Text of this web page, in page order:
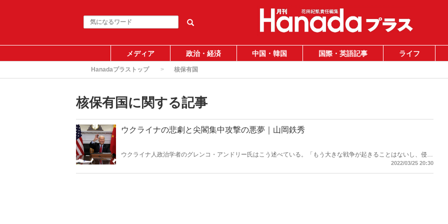
メディア 政治・経済 中国・韓国 国際・英語記事 ライフ
Hanadaプラストップ 核保有国
核保有国に関する記事
ウクライナの悲劇と尖閣集中攻撃の悪夢｜山岡鉄秀
ウクライナ人政治学者のグレンコ・アンドリー氏はこう述べている。「もう大きな戦争が起きることはないし、侵略
されることもない、と皆信じていた」。だが、ロシアは「まさか」を実行した。NATOもアメリカも助けに来なけれ
2022/03/25 20:30